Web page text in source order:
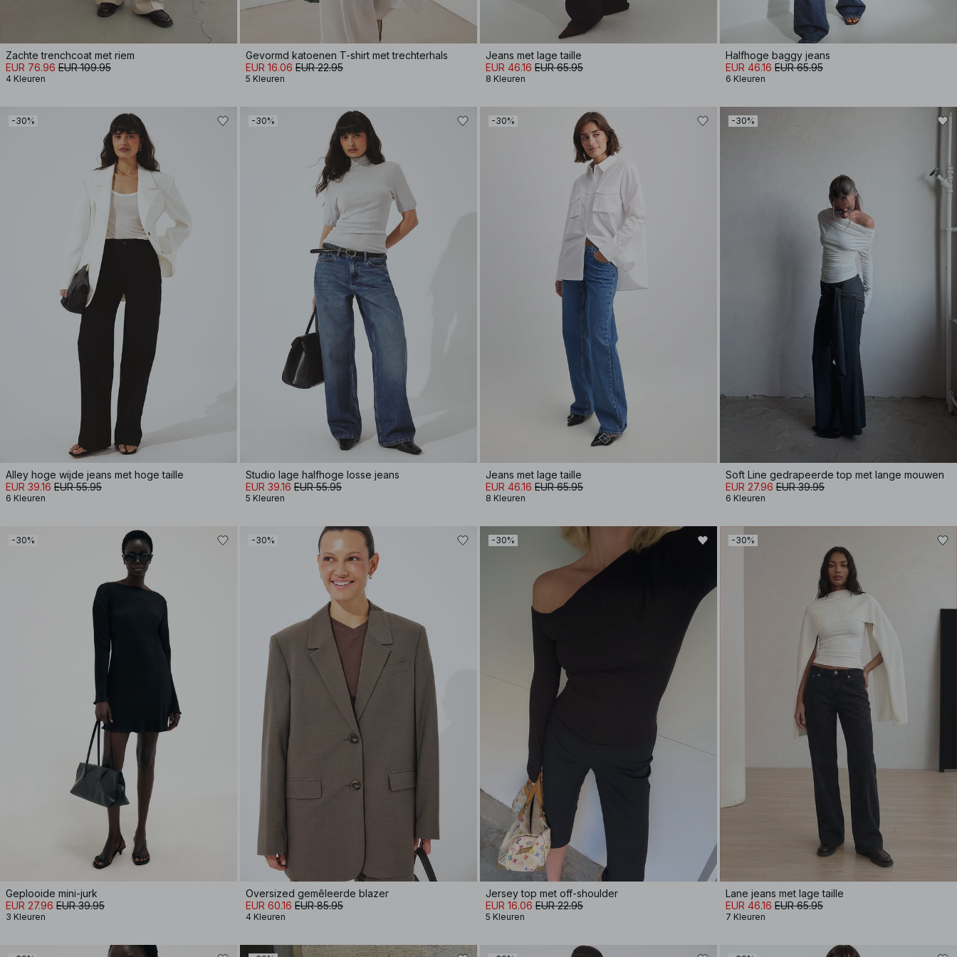
Zachte trenchcoat met riem
EUR 76.96 EUR 109.95
4 Kleuren
Gevormd katoenen T-shirt met trechterhals
EUR 16.06 EUR 22.95
5 Kleuren
Jeans met lage taille
EUR 46.16 EUR 65.95
8 Kleuren
Halfhoge baggy jeans
EUR 46.16 EUR 65.95
6 Kleuren
-30%
Alley hoge wijde jeans met hoge taille
EUR 39.16 EUR 55.95
6 Kleuren
-30%
Studio lage halfhoge losse jeans
EUR 39.16 EUR 55.95
5 Kleuren
-30%
Jeans met lage taille
EUR 46.16 EUR 65.95
8 Kleuren
-30%
Soft Line gedrapeerde top met lange mouwen
EUR 27.96 EUR 39.95
6 Kleuren
-30%
Geplooide mini-jurk
EUR 27.96 EUR 39.95
3 Kleuren
-30%
Oversized gemêleerde blazer
EUR 60.16 EUR 85.95
4 Kleuren
-30%
Jersey top met off-shoulder
EUR 16.06 EUR 22.95
5 Kleuren
-30%
Lane jeans met lage taille
EUR 46.16 EUR 65.95
7 Kleuren